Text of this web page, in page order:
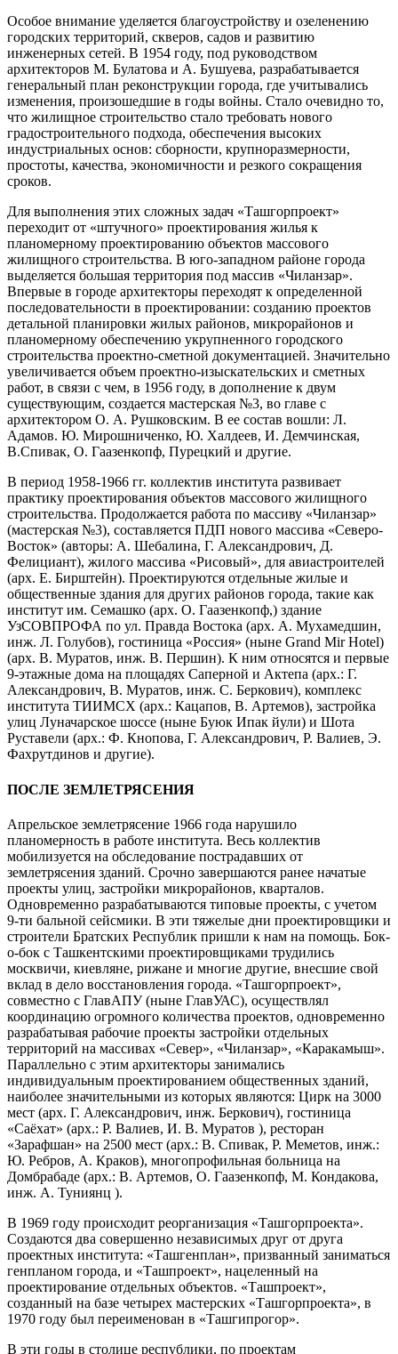
Особое внимание уделяется благоустройству и озеленению
городских территорий, скверов, садов и развитию
инженерных сетей. В 1954 году, под руководством
архитекторов М. Булатова и А. Бушуева, разрабатывается
генеральный план реконструкции города, где учитывались
изменения, произошедшие в годы войны. Стало очевидно то,
что жилищное строительство стало требовать нового
градостроительного подхода, обеспечения высоких
индустриальных основ: сборности, крупноразмерности,
простоты, качества, экономичности и резкого сокращения
сроков.
Для выполнения этих сложных задач «Ташгорпроект»
переходит от «штучного» проектирования жилья к
планомерному проектированию объектов массового
жилищного строительства. В юго-западном районе города
выделяется большая территория под массив «Чиланзар».
Впервые в городе архитекторы переходят к определенной
последовательности в проектировании: созданию проектов
детальной планировки жилых районов, микрорайонов и
планомерному обеспечению укрупненного городского
строительства проектно-сметной документацией. Значительно
увеличивается объем проектно-изыскательских и сметных
работ, в связи с чем, в 1956 году, в дополнение к двум
существующим, создается мастерская №3, во главе с
архитектором О. А. Рушковским. В ее состав вошли: Л.
Адамов. Ю. Мирошниченко, Ю. Халдеев, И. Демчинская,
В.Спивак, О. Гаазенкопф, Пурецкий и другие.
В период 1958-1966 гг. коллектив института развивает
практику проектирования объектов массового жилищного
строительства. Продолжается работа по массиву «Чиланзар»
(мастерская №3), составляется ПДП нового массива «Северо-
Восток» (авторы: А. Шебалина, Г. Александрович, Д.
Фелициант), жилого массива «Рисовый», для авиастроителей
(арх. Е. Бирштейн). Проектируются отдельные жилые и
общественные здания для других районов города, такие как
институт им. Семашко (арх. О. Гаазенкопф,) здание
УзСОВПРОФА по ул. Правда Востока (арх. А. Мухамедшин,
инж. Л. Голубов), гостиница «Россия» (ныне Grand Mir Hotel)
(арх. В. Муратов, инж. В. Першин). К ним относятся и первые
9-этажные дома на площадях Саперной и Актепа (арх.: Г.
Александрович, В. Муратов, инж. С. Беркович), комплекс
института ТИИМСХ (арх.: Кацапов, В. Артемов), застройка
улиц Луначарское шоссе (ныне Буюк Ипак йули) и Шота
Руставели (арх.: Ф. Кнопова, Г. Александрович, Р. Валиев, Э.
Фахрутдинов и другие).
ПОСЛЕ ЗЕМЛЕТРЯСЕНИЯ
Апрельское землетрясение 1966 года нарушило
планомерность в работе института. Весь коллектив
мобилизуется на обследование пострадавших от
землетрясения зданий. Срочно завершаются ранее начатые
проекты улиц, застройки микрорайонов, кварталов.
Одновременно разрабатываются типовые проекты, с учетом
9-ти бальной сейсмики. В эти тяжелые дни проектировщики и
строители Братских Республик пришли к нам на помощь. Бок-
о-бок с Ташкентскими проектировщиками трудились
москвичи, киевляне, рижане и многие другие, внесшие свой
вклад в дело восстановления города. «Ташгорпроект»,
совместно с ГлавАПУ (ныне ГлавУАС), осуществлял
координацию огромного количества проектов, одновременно
разрабатывая рабочие проекты застройки отдельных
территорий на массивах «Север», «Чиланзар», «Каракамыш».
Параллельно с этим архитекторы занимались
индивидуальным проектированием общественных зданий,
наиболее значительными из которых являются: Цирк на 3000
мест (арх. Г. Александрович, инж. Беркович), гостиница
«Саёхат» (арх.: Р. Валиев, И. В. Муратов ), ресторан
«Зарафшан» на 2500 мест (арх.: В. Спивак, Р. Меметов, инж.:
Ю. Ребров, А. Краков), многопрофильная больница на
Домбрабаде (арх.: В. Артемов, О. Гаазенкопф, М. Кондакова,
инж. А. Туниянц ).
В 1969 году происходит реорганизация «Ташгорпроекта».
Создаются два совершенно независимых друг от друга
проектных института: «Ташгенплан», призванный заниматься
генпланом города, и «Ташпроект», нацеленный на
проектирование отдельных объектов. «Ташпроект»,
созданный на базе четырех мастерских «Ташгорпроекта», в
1970 году был переименован в «Ташгипрогор».
В эти годы в столице республики, по проектам